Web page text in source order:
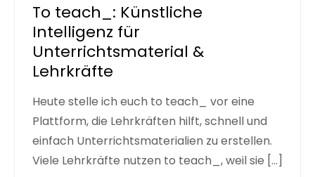
To teach_: Künstliche
Intelligenz für
Unterrichtsmaterial &
Lehrkräfte
Heute stelle ich euch to teach_ vor eine
Plattform, die Lehrkräften hilft, schnell und
einfach Unterrichtsmaterialien zu erstellen.
Viele Lehrkräfte nutzen to teach_, weil sie […]